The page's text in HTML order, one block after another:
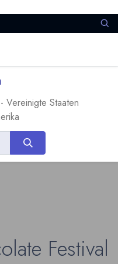
Vereinigte Staaten
Festival